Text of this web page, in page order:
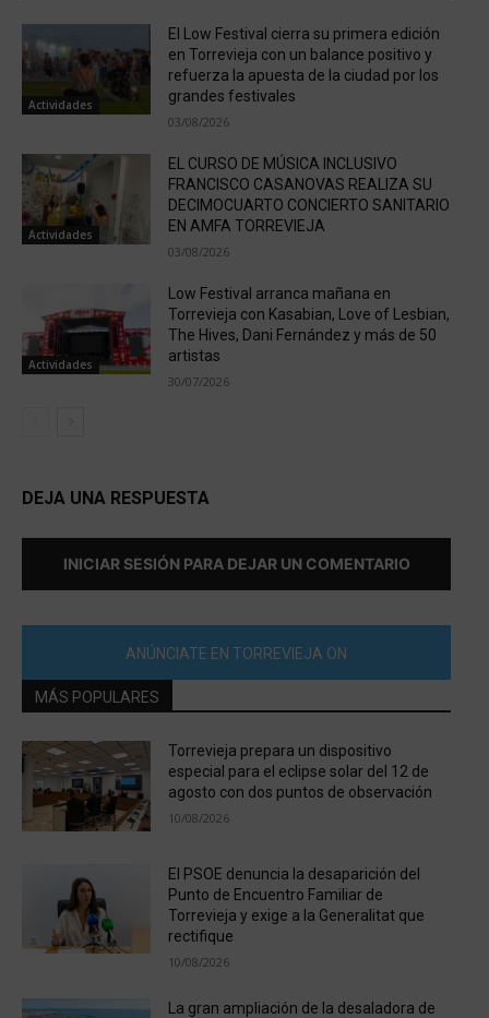
Actividades
El Low Festival cierra su primera edición
en Torrevieja con un balance positivo y
refuerza la apuesta de la ciudad por los
grandes festivales
03/08/2026
Actividades
EL CURSO DE MÚSICA INCLUSIVO
FRANCISCO CASANOVAS REALIZA SU
DECIMOCUARTO CONCIERTO SANITARIO
EN AMFA TORREVIEJA
03/08/2026
Actividades
Low Festival arranca mañana en
Torrevieja con Kasabian, Love of Lesbian,
The Hives, Dani Fernández y más de 50
artistas
30/07/2026
DEJA UNA RESPUESTA
INICIAR SESIÓN PARA DEJAR UN COMENTARIO
ANÚNCIATE EN TORREVIEJA ON
MÁS POPULARES
Torrevieja prepara un dispositivo
especial para el eclipse solar del 12 de
agosto con dos puntos de observación
10/08/2026
El PSOE denuncia la desaparición del
Punto de Encuentro Familiar de
Torrevieja y exige a la Generalitat que
rectifique
10/08/2026
La gran ampliación de la desaladora de